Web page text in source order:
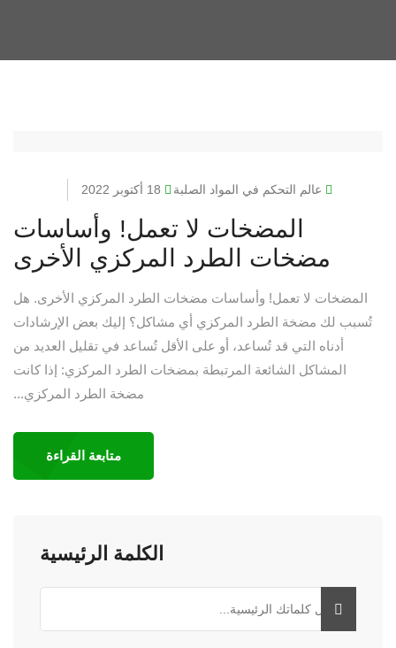
عالم التحكم في المواد الصلبة 18 أكتوبر 2022
المضخات لا تعمل! وأساسات
مضخات الطرد المركزي الأخرى
المضخات لا تعمل! وأساسات مضخات الطرد المركزي الأخرى. هل
تُسبب لك مضخة الطرد المركزي أي مشاكل؟ إليك بعض الإرشادات
أدناه التي قد تُساعد، أو على الأقل تُساعد في تقليل العديد من
المشاكل الشائعة المرتبطة بمضخات الطرد المركزي: إذا كانت
مضخة الطرد المركزي...
متابعة القراءة
الكلمة الرئيسية